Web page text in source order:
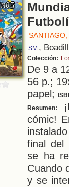
SM ,
Colección:
De 9 a
56 p.;
papel;
Resumen:
cómic!
final del
se ha
Cuando
y se